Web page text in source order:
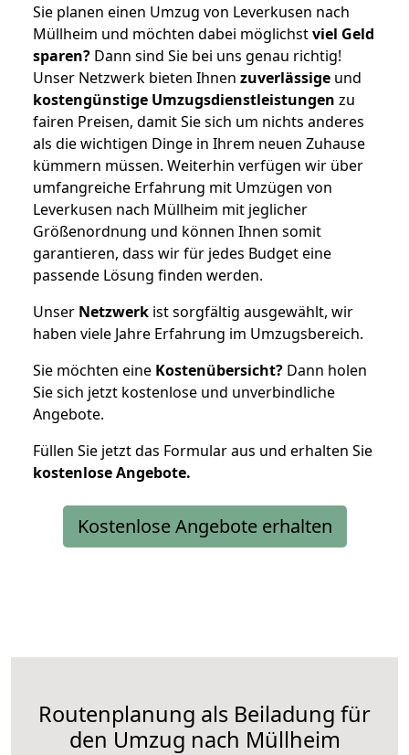
Sie planen einen Umzug von Leverkusen nach
Müllheim und möchten dabei möglichstviel Geld
sparen? Dann sind Sie bei uns genau richtig!
Unser Netzwerk bieten Ihnen zuverlässige und
kostengünstige Umzugsdienstleistungen zu
fairen Preisen, damit Sie sich um nichts anderes
als die wichtigen Dinge in Ihrem neuen Zuhause
kümmern müssen. Weiterhin verfügen wir über
umfangreiche Erfahrung mit Umzügen von
Leverkusen nach Müllheim mit jeglicher
Größenordnung und können Ihnen somit
garantieren, dass wir für jedes Budget eine
passende Lösung finden werden.
Unser Netzwerk ist sorgfältig ausgewählt, wir
haben viele Jahre Erfahrung im Umzugsbereich.
Sie möchten eine Kostenübersicht? Dann holen
Sie sich jetzt kostenlose und unverbindliche
Angebote.
Füllen Sie jetzt das Formular aus und erhalten Sie
kostenloseAngebote.
Kostenlose Angebote erhalten
Routenplanung als Beiladung für
den Umzug nach Müllheim